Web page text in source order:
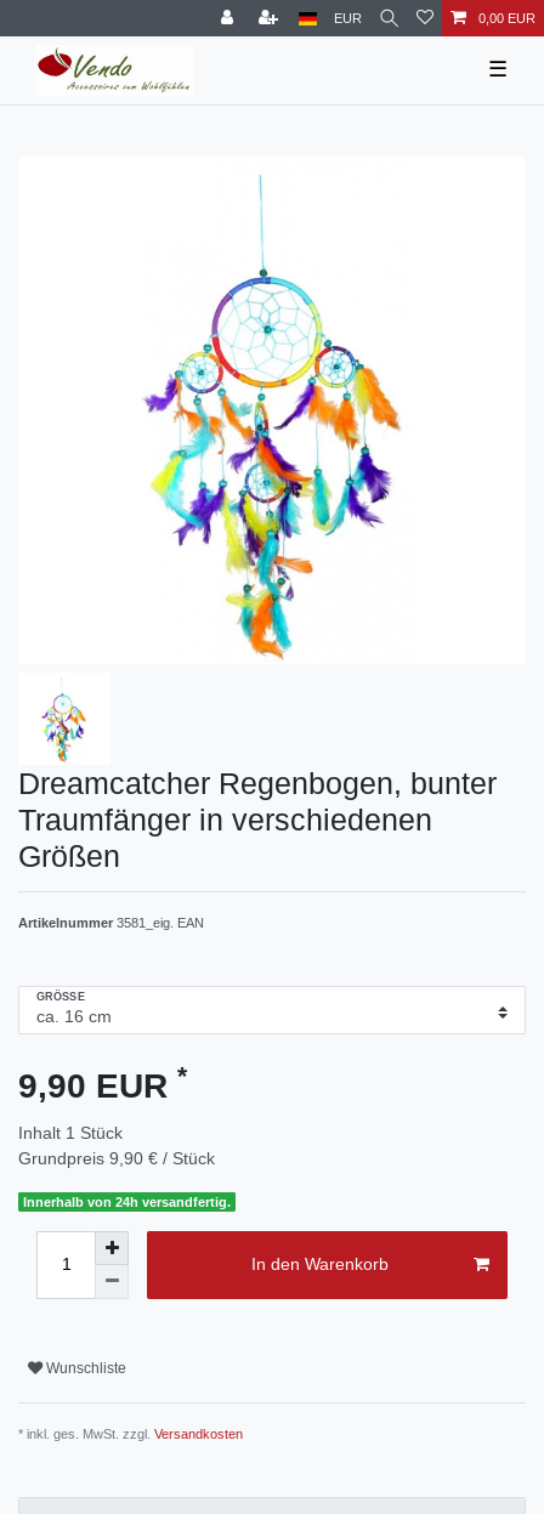
EUR 0,00 EUR
☰
Dreamcatcher Regenbogen, bunter
Traumfänger in verschiedenen
Größen
Artikelnummer 3581_eig. EAN
GRÖSSE
9,90 EUR *
Inhalt 1 Stück
Grundpreis 9,90 € / Stück
Innerhalb von 24h versandfertig.
In den Warenkorb
Wunschliste
* inkl. ges. MwSt. zzgl. Versandkosten